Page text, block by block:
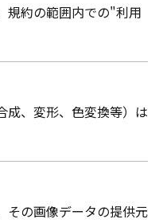
規約の範囲内での"利用
成、変形、色変換等）は
その画像データの提供元